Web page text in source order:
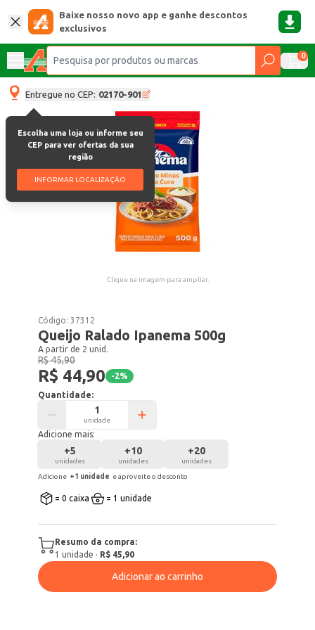
Baixe nosso novo app e ganhe descontos
exclusivos
0
Entregue no CEP: 02170-901
Escolha uma loja ou informe seu
CEP para ver ofertas da sua
região
INFORMAR LOCALIZAÇÃO
Clique na imagem para ampliar.
Código:37312
Queijo Ralado Ipanema 500g
A partir de 2 unid.
R$ 45,90
R$ 44,90 -2%
Quantidade:
unidade
Adicione mais:
+5
unidades
+10
unidades
+20
unidades
Adicione +1 unidade e aproveite o desconto
= 0 caixa = 1 unidade
Resumo da compra:
1 unidade · R$ 45,90
Adicionar ao carrinho